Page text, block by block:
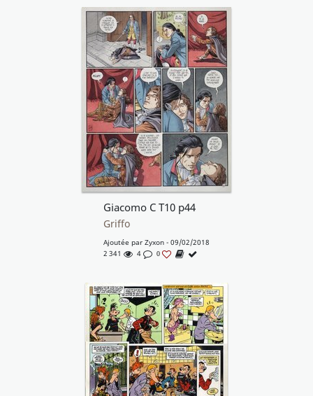
Giacomo C T10 p44
Griffo
Ajoutée par Zyxon - 09/02/2018
2 341
4 0